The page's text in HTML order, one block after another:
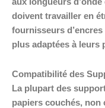
aux longueurs
doivent travailler en
fournisseurs
plus adaptées à leurs
Compatibilité des
La plupart des
papiers couchés, non